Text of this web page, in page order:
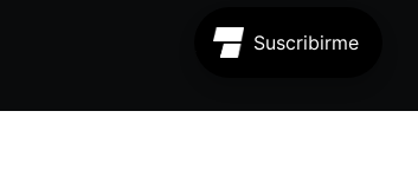
Powered by Ghost